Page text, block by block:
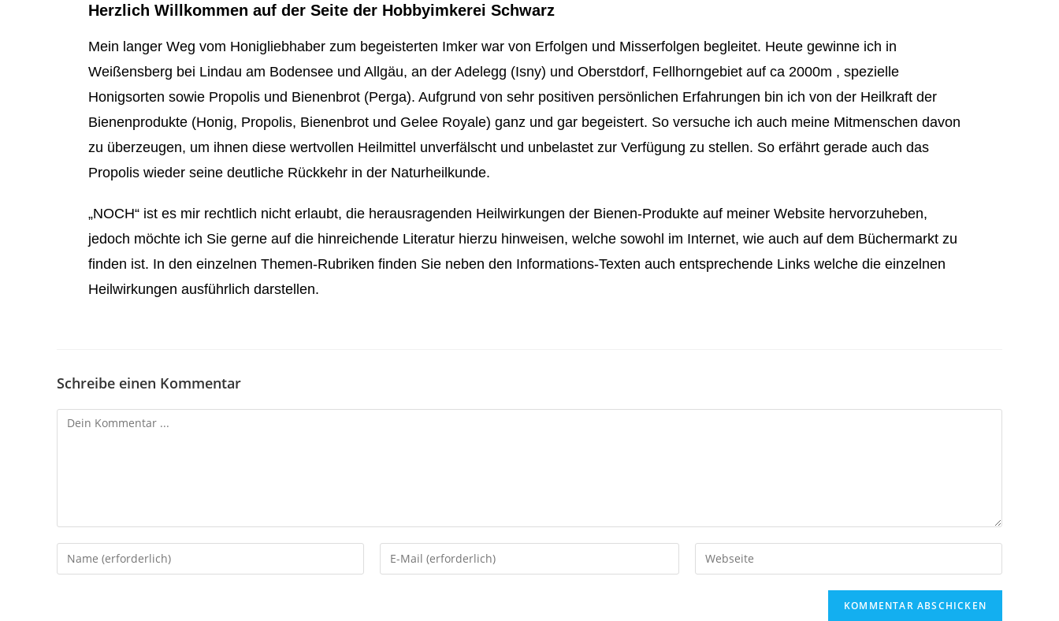
Herzlich Willkommen auf der Seite der Hobbyimkerei Schwarz
Mein langer Weg vom Honigliebhaber zum begeisterten Imker war von Erfolgen und Misserfolgen begleitet. Heute gewinne ich in
Weißensberg bei Lindau am Bodensee und Allgäu, an der Adelegg (Isny) und Oberstdorf, Fellhorngebiet auf ca 2000m , spezielle
Honigsorten sowie Propolis und Bienenbrot (Perga). Aufgrund von sehr positiven persönlichen Erfahrungen bin ich von der Heilkraft der
Bienenprodukte (Honig, Propolis, Bienenbrot und Gelee Royale) ganz und gar begeistert. So versuche ich auch meine Mitmenschen davon
zu überzeugen, um ihnen diese wertvollen Heilmittel unverfälscht und unbelastet zur Verfügung zu stellen. So erfährt gerade auch das
Propolis wieder seine deutliche Rückkehr in der Naturheilkunde.
„NOCH“ ist es mir rechtlich nicht erlaubt, die herausragenden Heilwirkungen der Bienen-Produkte auf meiner Website hervorzuheben,
jedoch möchte ich Sie gerne auf die hinreichende Literatur hierzu hinweisen, welche sowohl im Internet, wie auch auf dem Büchermarkt zu
finden ist. In den einzelnen Themen-Rubriken finden Sie neben den Informations-Texten auch entsprechende Links welche die einzelnen
Heilwirkungen ausführlich darstellen.
Schreibe einen Kommentar